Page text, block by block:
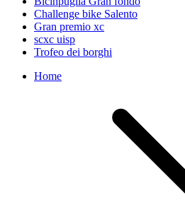
Challenge bike Salento
Gran premio xc
scxc uisp
Trofeo dei borghi
Home